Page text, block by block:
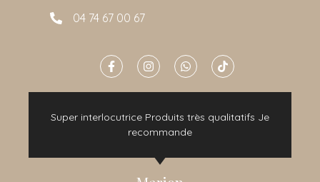
04 74 67 00 67
Super interlocutrice Produits très qualitatifs Je
recommande